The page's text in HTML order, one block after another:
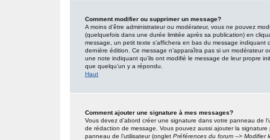
Comment modifier ou supprimer un message?
A moins d’être administrateur ou modérateur, vous ne pouvez
(quelquefois dans une durée limitée après sa publication) en
message, un petit texte s’affichera en bas du message indiquant
dernière édition. Ce message n’apparaîtra pas si un modérateur
une note indiquant qu’ils ont modifié le message de leur propre
que quelqu’un y a répondu.
Haut
Comment ajouter une signature à mes messages?
Vous devez d’abord créer une signature dans votre panneau de
de rédaction de message. Vous pouvez aussi ajouter la
panneau de l’utilisateur (onglet Préférences du forum --> Modifier